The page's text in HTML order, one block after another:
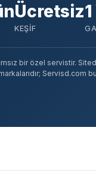
Ücretsiz
KEŞIF
bir özel servistir.
Servisd.com